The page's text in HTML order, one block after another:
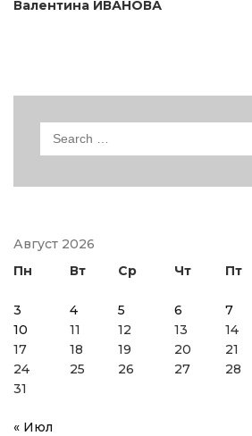
Валентина ИВАНОВА
Search
Август 2026
Пн
Вт Ср Чт Пт
3
4 5 6 7
10
11 12 13 14
17
18 19 20 21
24
25 26 27 28
31
« Июл